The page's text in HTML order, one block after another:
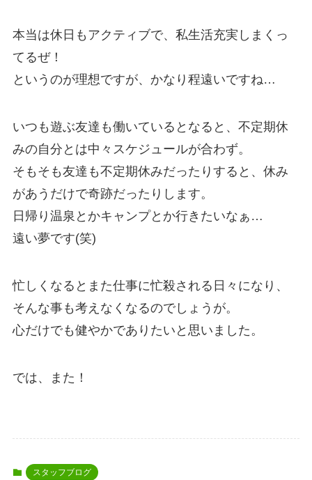
本当は休日もアクティブで、私生活充実しまくっ
てるぜ！
というのが理想ですが、かなり程遠いですね…
いつも遊ぶ友達も働いているとなると、不定期休
みの自分とは中々スケジュールが合わず。
そもそも友達も不定期休みだったりすると、休み
があうだけで奇跡だったりします。
日帰り温泉とかキャンプとか行きたいなぁ…
遠い夢です(笑)
忙しくなるとまた仕事に忙殺される日々になり、
そんな事も考えなくなるのでしょうが。
心だけでも健やかでありたいと思いました。
では、また！
スタッフブログ